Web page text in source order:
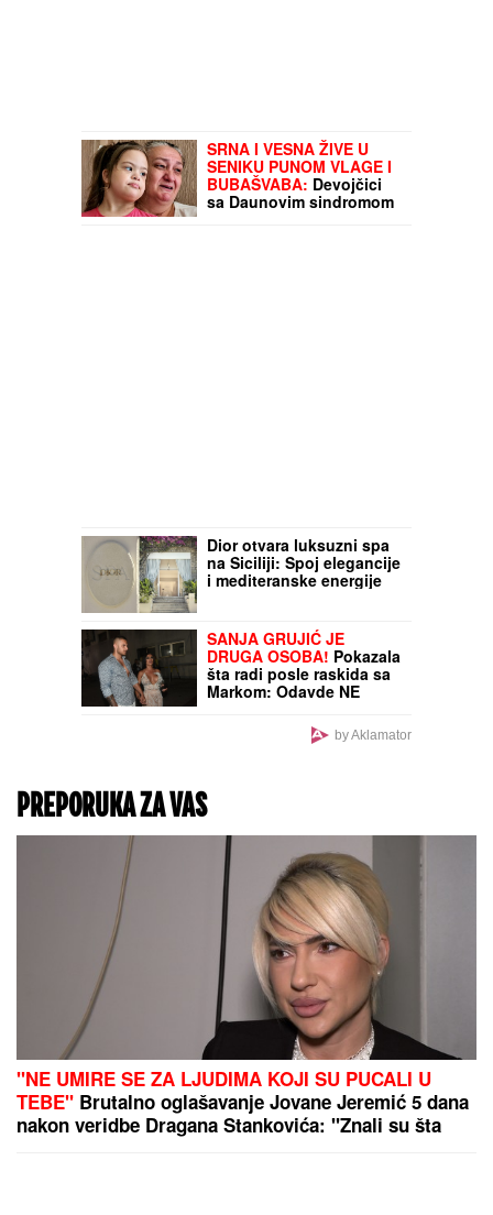
SRNA I VESNA ŽIVE U
SENIKU PUNOM VLAGE I
BUBAŠVABA: Devojčici
sa Daunovim sindromom
Dior otvara luksuzni spa
na Siciliji: Spoj elegancije
i mediteranske energije
SANJA GRUJIĆ JE
DRUGA OSOBA! Pokazala
šta radi posle raskida sa
Markom: Odavde NE
bodu oči (FOTO)
by Aklamator
PREPORUKA ZA VAS
"NE UMIRE SE ZA LJUDIMA KOJI SU PUCALI U
TEBE" Brutalno oglašavanje Jovane Jeremić 5 dana
nakon veridbe Dragana Stankovića: "Znali su šta